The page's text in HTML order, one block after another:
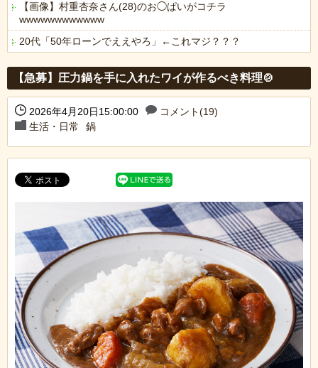
【画像】村重杏奈さん(28)のお◯ぱいがコチラ
wwwwwwwwwwww
20代「50年ローンでええやろ」←これマジ？？？
【急募】圧力鍋を手に入れたワイが作るべき料理🍲
2026年4月20日15:00:00
コメント(19)
生活・日常
鍋